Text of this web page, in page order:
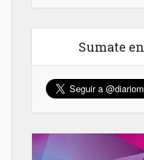
Sumate